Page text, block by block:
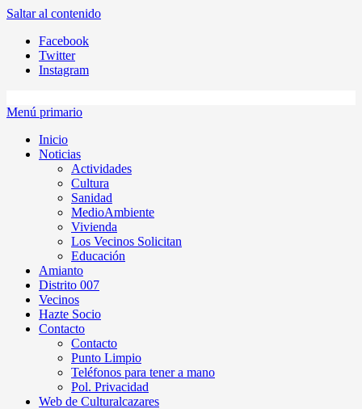
Saltar al contenido
Facebook
Twitter
Instagram
Menú primario
Inicio
Noticias
Actividades
Cultura
Sanidad
MedioAmbiente
Vivienda
Los Vecinos Solicitan
Educación
Amianto
Distrito 007
Vecinos
Hazte Socio
Contacto
Contacto
Punto Limpio
Teléfonos para tener a mano
Pol. Privacidad
Web de Culturalcazares